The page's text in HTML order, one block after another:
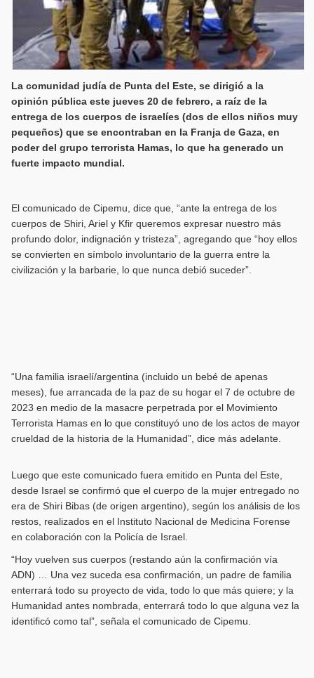
La comunidad judía de Punta del Este, se dirigió a la
opinión pública este jueves 20 de febrero, a raíz de la
entrega de los cuerpos de israelíes (dos de ellos niños muy
pequeños) que se encontraban en la Franja de Gaza, en
poder del grupo terrorista Hamas, lo que ha generado un
fuerte impacto mundial.
El comunicado de Cipemu, dice que, “ante la entrega de los
cuerpos de Shiri, Ariel y Kfir queremos expresar nuestro más
profundo dolor, indignación y tristeza”, agregando que “hoy ellos
se convierten en símbolo involuntario de la guerra entre la
civilización y la barbarie, lo que nunca debió suceder”.
“Una familia israelí/argentina (incluido un bebé de apenas
meses), fue arrancada de la paz de su hogar el 7 de octubre de
2023 en medio de la masacre perpetrada por el Movimiento
Terrorista Hamas en lo que constituyó uno de los actos de mayor
crueldad de la historia de la Humanidad”, dice más adelante.
Luego que este comunicado fuera emitido en Punta del Este,
desde Israel se confirmó que el cuerpo de la mujer entregado no
era de Shiri Bibas (de origen argentino), según los análisis de los
restos, realizados en el Instituto Nacional de Medicina Forense
en colaboración con la Policía de Israel.
“Hoy vuelven sus cuerpos (restando aún la confirmación vía
ADN) … Una vez suceda esa confirmación, un padre de familia
enterrará todo su proyecto de vida, todo lo que más quiere; y la
Humanidad antes nombrada, enterrará todo lo que alguna vez la
identificó como tal”, señala el comunicado de Cipemu.